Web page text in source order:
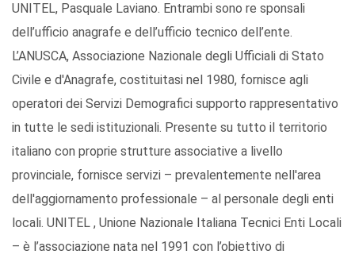
UNITEL, Pasquale Laviano. Entrambi sono re sponsali
dell’ufficio anagrafe e dell’ufficio tecnico dell’ente.
L’ANUSCA, Associazione Nazionale degli Ufficiali di Stato
Civile e d'Anagrafe, costituitasi nel 1980, fornisce agli
operatori dei Servizi Demografici supporto rappresentativo
in tutte le sedi istituzionali. Presente su tutto il territorio
italiano con proprie strutture associative a livello
provinciale, fornisce servizi – prevalentemente nell'area
dell'aggiornamento professionale – al personale degli enti
locali. UNITEL , Unione Nazionale Italiana Tecnici Enti Locali
– è l’associazione nata nel 1991 con l’obiettivo di